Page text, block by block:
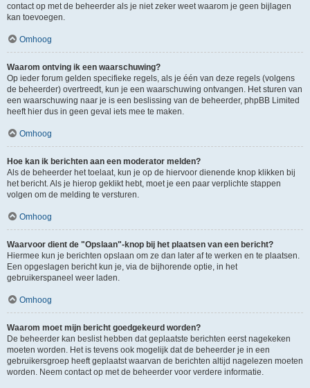
contact op met de beheerder als je niet zeker weet waarom je geen bijlagen
kan toevoegen.
Omhoog
Waarom ontving ik een waarschuwing?
Op ieder forum gelden specifieke regels, als je één van deze regels (volgens
de beheerder) overtreedt, kun je een waarschuwing ontvangen. Het sturen van
een waarschuwing naar je is een beslissing van de beheerder, phpBB Limited
heeft hier dus in geen geval iets mee te maken.
Omhoog
Hoe kan ik berichten aan een moderator melden?
Als de beheerder het toelaat, kun je op de hiervoor dienende knop klikken bij
het bericht. Als je hierop geklikt hebt, moet je een paar verplichte stappen
volgen om de melding te versturen.
Omhoog
Waarvoor dient de "Opslaan"-knop bij het plaatsen van een bericht?
Hiermee kun je berichten opslaan om ze dan later af te werken en te plaatsen.
Een opgeslagen bericht kun je, via de bijhorende optie, in het
gebruikerspaneel weer laden.
Omhoog
Waarom moet mijn bericht goedgekeurd worden?
De beheerder kan beslist hebben dat geplaatste berichten eerst nagekeken
moeten worden. Het is tevens ook mogelijk dat de beheerder je in een
gebruikersgroep heeft geplaatst waarvan de berichten altijd nagelezen moeten
worden. Neem contact op met de beheerder voor verdere informatie.